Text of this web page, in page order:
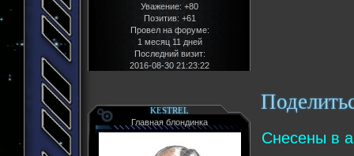
Уважение: +80
Позитив: +61
Провел на форуме:
1 месяц 11 дней
Последний визит:
2016-08-30 21:23:22
KESTREL
Главная блондинка
Снесены в